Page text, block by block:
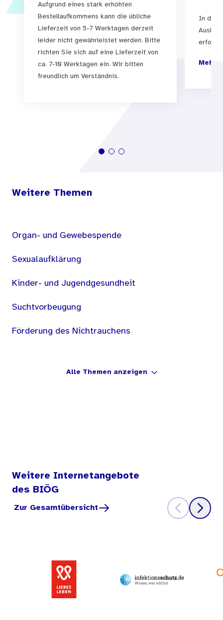
Evaluationsergebnisse bestätigen, dass
Suchtprävention via Internet erfolgreich sein
kann. Die kontinuierliche Evaluation ist dabei
unverzichtbar und bildet die Basis für die
beständige Weiterentwicklung des Angebots auf
Aufgrund eines stark erhöhten
Bestellaufkommens kann die übliche
Lieferzeit von 5-7 Werktagen derzeit
leider nicht gewährleistet werden. Bitte
richten Sie sich auf eine Lieferzeit von
ca. 7-10 Werktagen ein. Wir bitten
freundlich um Verständnis.
In der
Mehr
Weitere Themen
Organ- und Gewebespende
Sexualaufklärung
Kinder- und Jugendgesundheit
Suchtvorbeugung
Förderung des Nichtrauchens
Alle Themen anzeigen
Weitere Internetangebote
des BIÖG
Zur Gesamtübersicht